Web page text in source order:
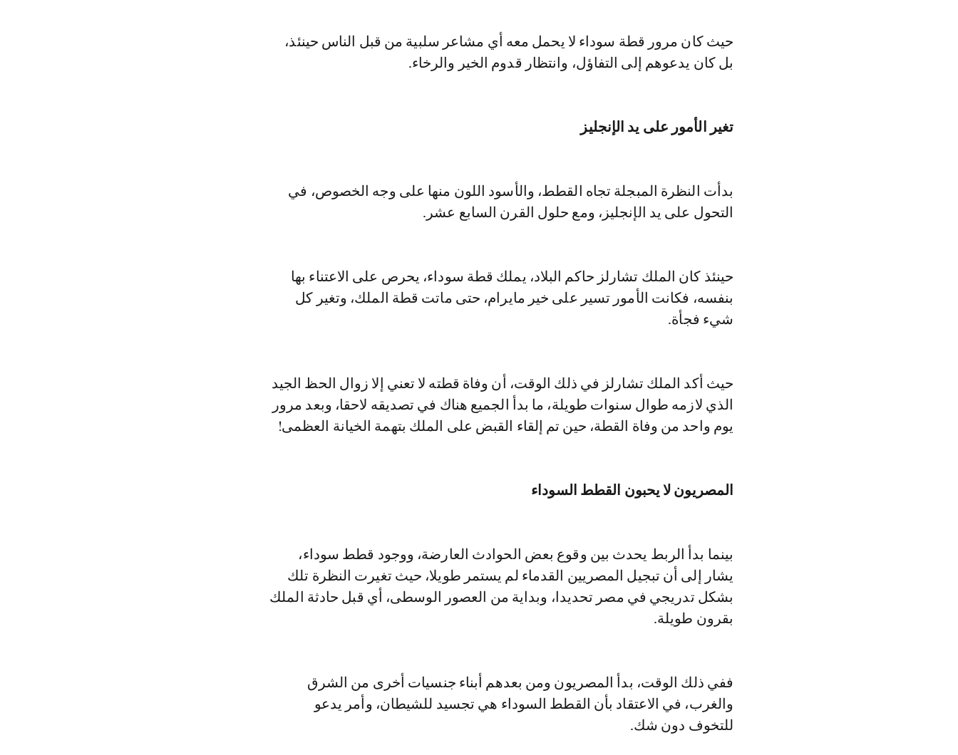
حيث كان مرور قطة سوداء لا يحمل معه أي مشاعر سلبية من قبل الناس حينئذ،
بل كان يدعوهم إلى التفاؤل، وانتظار قدوم الخير والرخاء.
تغير الأمور على يد الإنجليز
بدأت النظرة المبجلة تجاه القطط، والأسود اللون منها على وجه الخصوص، في
التحول على يد الإنجليز، ومع حلول القرن السابع عشر.
حينئذ كان الملك تشارلز حاكم البلاد، يملك قطة سوداء، يحرص على الاعتناء بها
بنفسه، فكانت الأمور تسير على خير مايرام، حتى ماتت قطة الملك، وتغير كل
شيء فجأة.
حيث أكد الملك تشارلز في ذلك الوقت، أن وفاة قطته لا تعني إلا زوال الحظ الجيد
الذي لازمه طوال سنوات طويلة، ما بدأ الجميع هناك في تصديقه لاحقا، وبعد مرور
يوم واحد من وفاة القطة، حين تم إلقاء القبض على الملك بتهمة الخيانة العظمى!
المصريون لا يحبون القطط السوداء
بينما بدأ الربط يحدث بين وقوع بعض الحوادث العارضة، ووجود قطط سوداء،
يشار إلى أن تبجيل المصريين القدماء لم يستمر طويلا، حيث تغيرت النظرة تلك
بشكل تدريجي في مصر تحديدا، وبداية من العصور الوسطى، أي قبل حادثة الملك
بقرون طويلة.
ففي ذلك الوقت، بدأ المصريون ومن بعدهم أبناء جنسيات أخرى من الشرق
والغرب، في الاعتقاد بأن القطط السوداء هي تجسيد للشيطان، وأمر يدعو
للتخوف دون شك.